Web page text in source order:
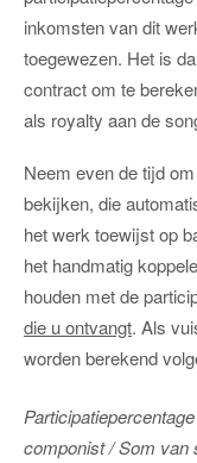
inkomsten van dit
toegewezen. Het is
contract om te
als royalty aan de
Neem even de tijd
bekijken, die
het werk toewijst op
het handmatig
houden met de
die u ontvangt. Als
worden berekend
componist / Som van